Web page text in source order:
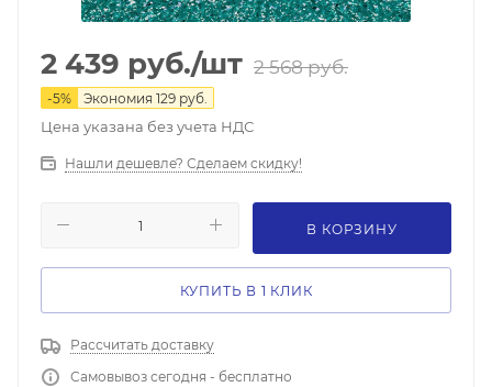
2 439 руб./шт 2 568руб.
-5% Экономия 129 руб.
Цена указана без учета НДС
Нашли дешевле? Сделаем скидку!
В КОРЗИНУ
КУПИТЬ В 1 КЛИК
Рассчитать доставку
Самовывоз сегодня - бесплатно